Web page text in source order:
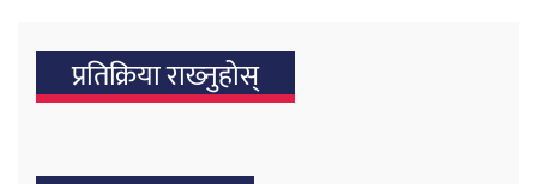
प्रतिक्रिया राख्‍नुहोस्